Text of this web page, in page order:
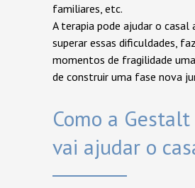
familiares, etc.
A terapia pode ajudar o casal
superar essas dificuldades,
momentos de fragilidade
de construir uma fase nova
Como a Gestalt
vai ajudar o